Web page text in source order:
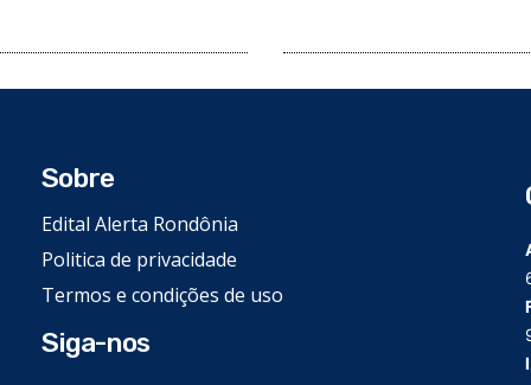
Sobre
Edital Alerta Rondônia
Politica de privacidade
Termos e condições de uso
Siga-nos